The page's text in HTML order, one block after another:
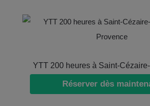
YTT 200 heures à Saint-
Provence
Réserver dès